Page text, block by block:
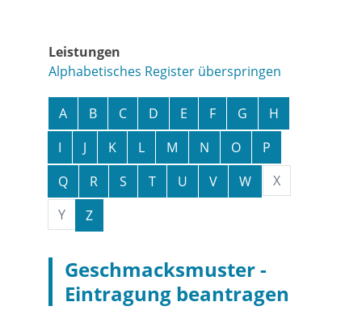
Leistungen
Alphabetisches Register überspringen
A B C D E F G
H
I
J K L M N O
P
Q
R S T U V W
X
Y
Z
Geschmacksmuster -
Eintragung beantragen